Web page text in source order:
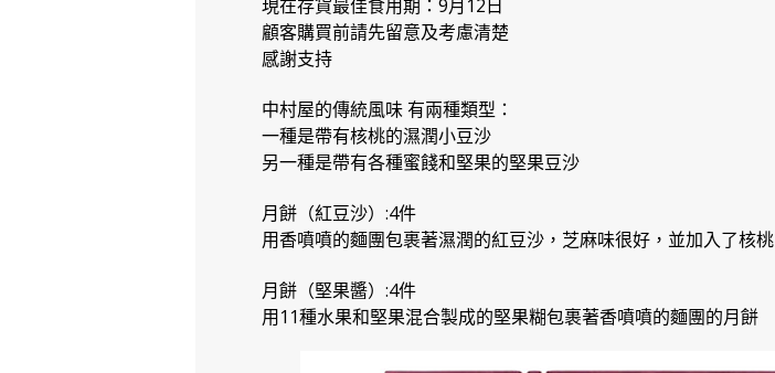
現在存貨最佳食用期：9月12日
顧客購買前請先留意及考慮清楚
感謝支持
中村屋的傳統風味 有兩種類型：
一種是帶有核桃的濕潤小豆沙
另一種是帶有各種蜜餞和堅果的堅果豆沙
月餅（紅豆沙）:4件
用香噴噴的麵團包裹著濕潤的紅豆沙，芝麻味很好，並加入了核桃
月餅（堅果醬）:4件
用11種水果和堅果混合製成的堅果糊包裹著香噴噴的麵團的月餅